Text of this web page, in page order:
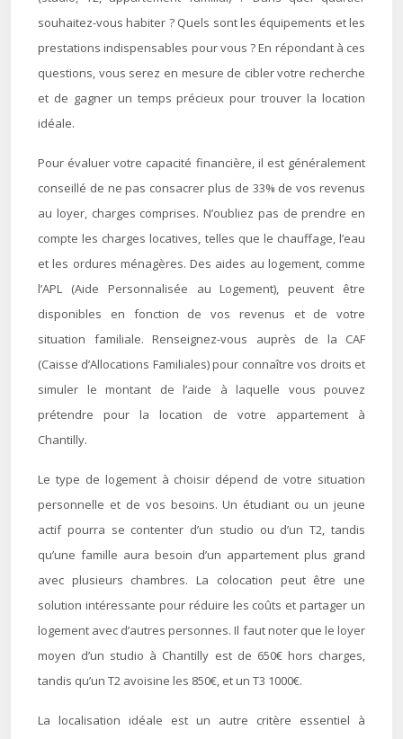
souhaitez-vous habiter ? Quels sont les équipements et les
prestations indispensables pour vous ? En répondant à ces
questions, vous serez en mesure de cibler votre recherche
et de gagner un temps précieux pour trouver la location
idéale.
Pour évaluer votre capacité financière, il est généralement
conseillé de ne pas consacrer plus de 33% de vos revenus
au loyer, charges comprises. N’oubliez pas de prendre en
compte les charges locatives, telles que le chauffage, l’eau
et les ordures ménagères. Des aides au logement, comme
l’APL (Aide Personnalisée au Logement), peuvent être
disponibles en fonction de vos revenus et de votre
situation familiale. Renseignez-vous auprès de la CAF
(Caisse d’Allocations Familiales) pour connaître vos droits et
simuler le montant de l’aide à laquelle vous pouvez
prétendre pour la location de votre appartement à
Chantilly.
Le type de logement à choisir dépend de votre situation
personnelle et de vos besoins. Un étudiant ou un jeune
actif pourra se contenter d’un studio ou d’un T2, tandis
qu’une famille aura besoin d’un appartement plus grand
avec plusieurs chambres. La colocation peut être une
solution intéressante pour réduire les coûts et partager un
logement avec d’autres personnes. Il faut noter que le loyer
moyen d’un studio à Chantilly est de 650€ hors charges,
tandis qu’un T2 avoisine les 850€, et un T3 1000€.
La localisation idéale est un autre critère essentiel à